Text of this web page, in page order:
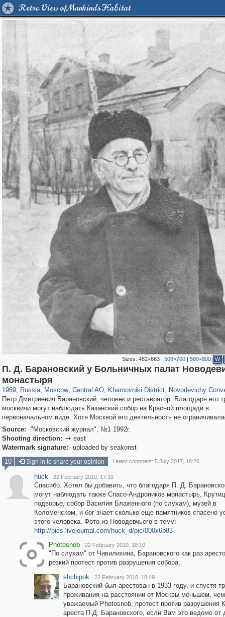
Retro View of Mankind's Habitat
Sizes:482×663 |508×700 |580×800 W
П. Д. Барановский у Больничных палат
монастыря
1969, Russia
1,406,257
, Moscow
319,779 8,286
, Central AO
159,978
, Khamovniki District, Novodevichy
Пётр Дмитриевич Барановский, человек и реставратор. Благодаря его
москвичи могут наблюдать Казанский собор на Красной площади в
первоначальном виде. Хотя Москвой его деятельность не
Source:
"Московский журнал", №1 1992г.
Shooting direction:  east
Watermark signature:
uploaded by seakonst
10
Sign in to share your opinion Latest comment: 5 July 2017, 18:26
huck · 22 February 2010, 17:31
Спасибо. Хотел бы добавить, что благодаря П. Д.
могут наблюдать также Спасо-Андроников монастырь,
подворье, собор Василия Блаженного (по слухам), музей в
Коломенском, и бог знает сколько еще памятников спасено
этого человека. Фото из Новодевчьего в тему:
http://pics.livejournal.com/huck_d/pic/000x6b83
Photosnob · 22 February 2010, 18:10
"По слухам" от Чивилихина, Барановского как раз
резкий протест против разрушения собора.
shchipok · 22 February 2010, 18:49
Барановский был арестован в 1933 году, и спустя
проживания на расстоянии от Москвы меньшем,
уважаемый Photosnob, протест против
ареста П.Д. Барановского, если Вам это ведомо